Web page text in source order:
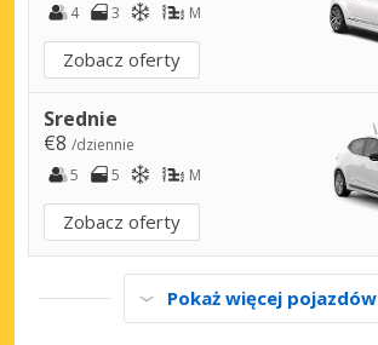
4
3 M
Zobacz oferty
Srednie
€8 /dziennie
5
5 M
Zobacz oferty
Pokaż więcej pojazdów